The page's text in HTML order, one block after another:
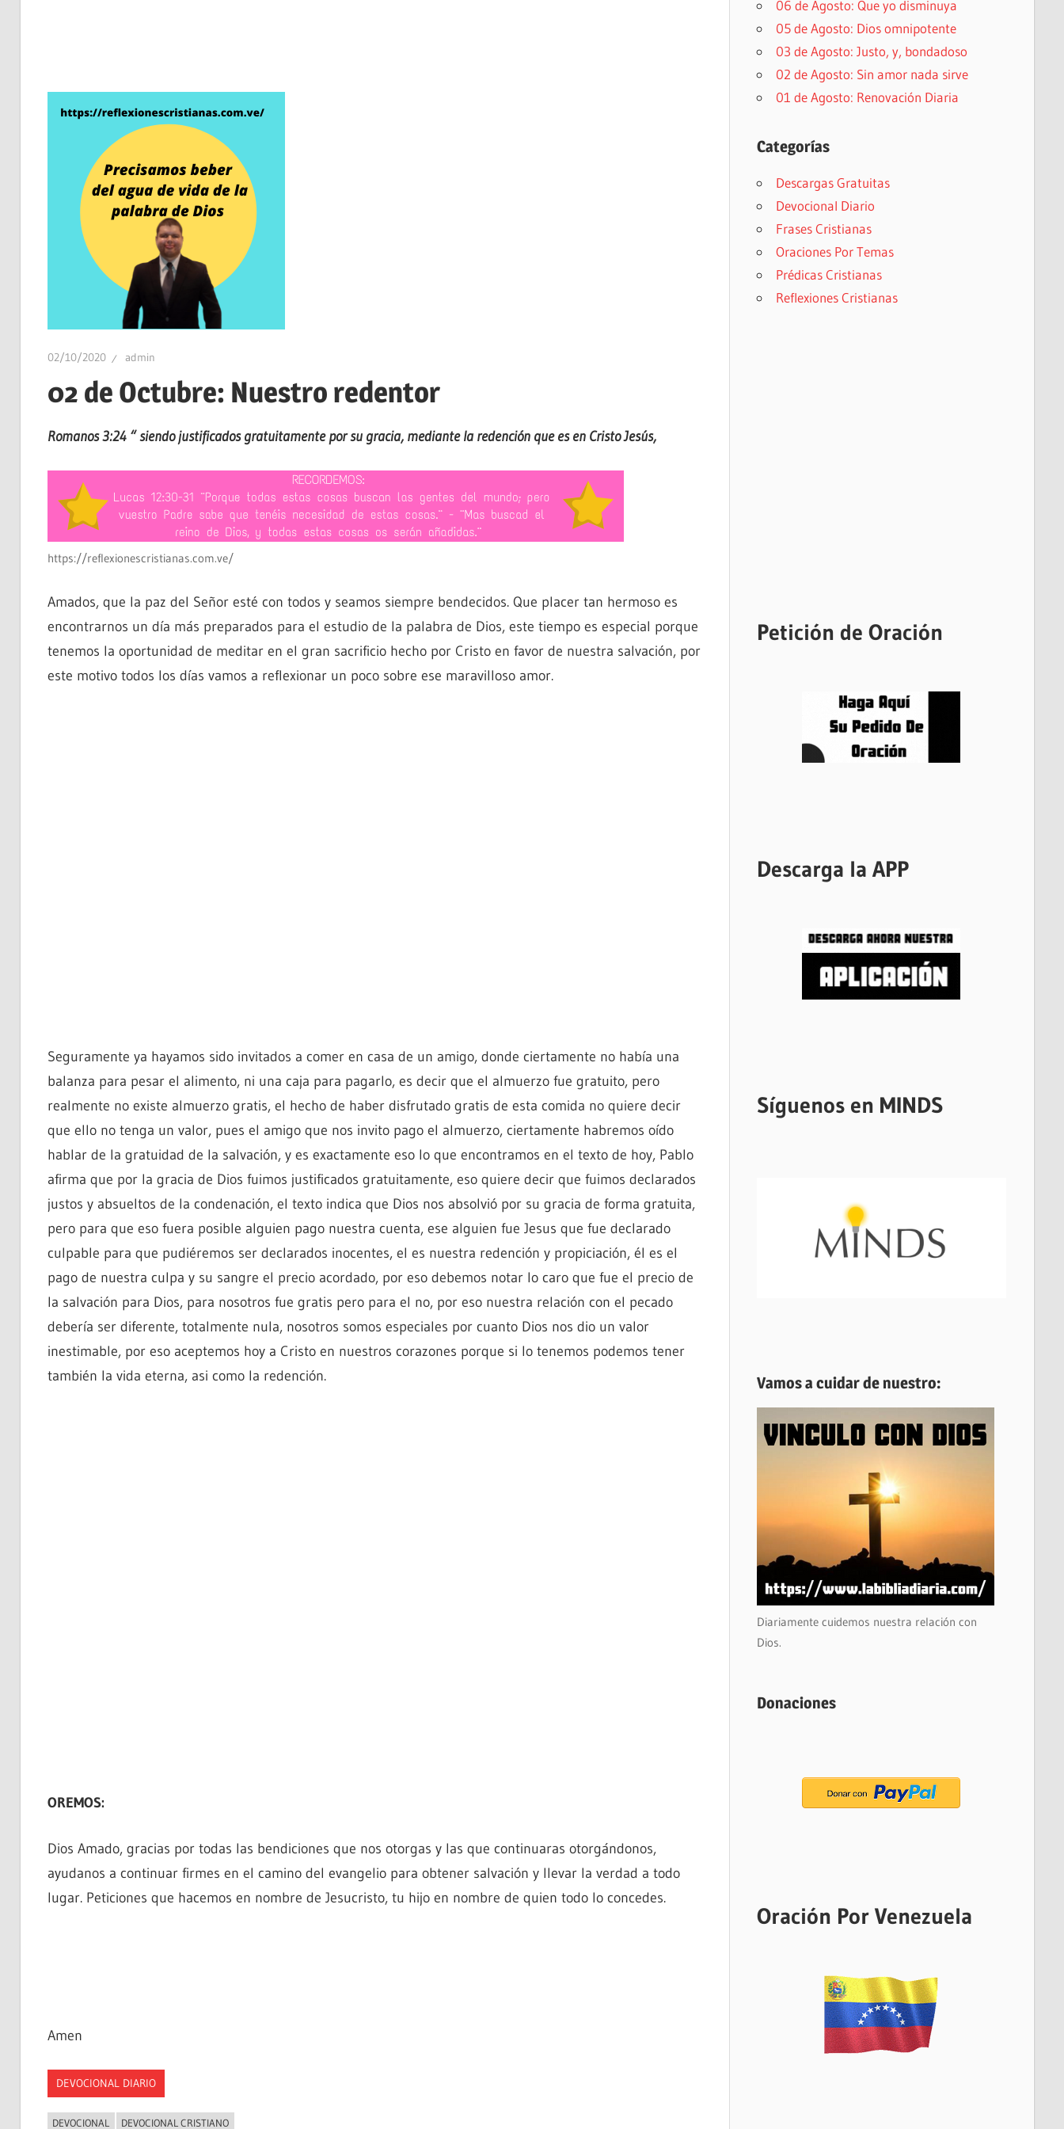
02/10/2020 admin
02 de Octubre: Nuestro redentor
Romanos 3:24 “ siendo justificados gratuitamente por su gracia, mediante la redención que es en Cristo Jesús,
https://reflexionescristianas.com.ve/
Amados, que la paz del Señor esté con todos y seamos siempre bendecidos. Que placer tan hermoso es
encontrarnos un día más preparados para el estudio de la palabra de Dios, este tiempo es especial porque
tenemos la oportunidad de meditar en el gran sacrificio hecho por Cristo en favor de nuestra salvación, por
este motivo todos los días vamos a reflexionar un poco sobre ese maravilloso amor.
Seguramente ya hayamos sido invitados a comer en casa de un amigo, donde ciertamente no había una
balanza para pesar el alimento, ni una caja para pagarlo, es decir que el almuerzo fue gratuito, pero
realmente no existe almuerzo gratis, el hecho de haber disfrutado gratis de esta comida no quiere decir
que ello no tenga un valor, pues el amigo que nos invito pago el almuerzo, ciertamente habremos oído
hablar de la gratuidad de la salvación, y es exactamente eso lo que encontramos en el texto de hoy, Pablo
afirma que por la gracia de Dios fuimos justificados gratuitamente, eso quiere decir que fuimos declarados
justos y absueltos de la condenación, el texto indica que Dios nos absolvió por su gracia de forma gratuita,
pero para que eso fuera posible alguien pago nuestra cuenta, ese alguien fue Jesus que fue declarado
culpable para que pudiéremos ser declarados inocentes, el es nuestra redención y propiciación, él es el
pago de nuestra culpa y su sangre el precio acordado, por eso debemos notar lo caro que fue el precio de
la salvación para Dios, para nosotros fue gratis pero para el no, por eso nuestra relación con el pecado
debería ser diferente, totalmente nula, nosotros somos especiales por cuanto Dios nos dio un valor
inestimable, por eso aceptemos hoy a Cristo en nuestros corazones porque si lo tenemos podemos tener
también la vida eterna, asi como la redención.
OREMOS:
Dios Amado, gracias por todas las bendiciones que nos otorgas y las que continuaras otorgándonos,
ayudanos a continuar firmes en el camino del evangelio para obtener salvación y llevar la verdad a todo
lugar. Peticiones que hacemos en nombre de Jesucristo, tu hijo en nombre de quien todo lo concedes.
Amen
DEVOCIONAL DIARIO
DEVOCIONAL DEVOCIONAL CRISTIANO
06 de Agosto: Que yo disminuya
05 de Agosto: Dios omnipotente
03 de Agosto: Justo, y, bondadoso
02 de Agosto: Sin amor nada sirve
01 de Agosto: Renovación Diaria
Categorías
Descargas Gratuitas
Devocional Diario
Frases Cristianas
Oraciones Por Temas
Prédicas Cristianas
Reflexiones Cristianas
Petición de Oración
Descarga la APP
Síguenos en MINDS
Vamos a cuidar de nuestro:
Diariamente cuidemos nuestra relación con
Dios.
Donaciones
Oración Por Venezuela